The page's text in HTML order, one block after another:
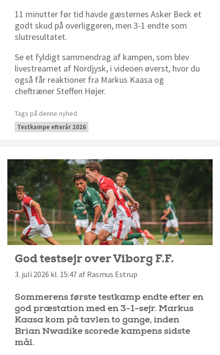
11 minutter før tid havde gæsternes Asker Beck et
godt skud på overliggeren, men 3-1 endte som
slutresultatet.
Se et fyldigt sammendrag af kampen, som blev
livestreamet af Nordjysk, i videoen øverst, hvor du
også får reaktioner fra Markus Kaasa og
cheftræner Steffen Højer.
Tags på denne nyhed
Testkampe efterår 2026
God testsejr over Viborg F.F.
3. juli 2026 kl. 15:47 af Rasmus Estrup
Sommerens første testkamp endte efter en
god præstation med en 3-1-sejr. Markus
Kaasa kom på tavlen to gange, inden
Brian Nwadike scorede kampens sidste
mål.